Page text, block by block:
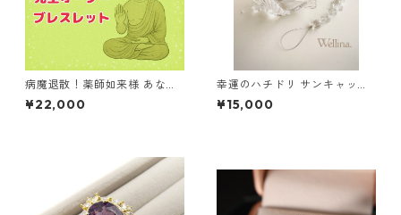
病魔退散！薬師如来様 あなた
だけの完全オーダーブレスレ
ット
¥22,000
幸運のハチドリ サンキャッチ
ャー オーダー作成
¥15,000